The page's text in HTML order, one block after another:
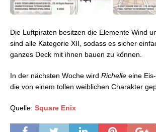
Die Luftpiraten besitzen die Elemente Wind
sind alle Kategorie XII, sodass es sicher
ganzes Deck mit ihnen bauen zu können.
In der nächsten Woche wird Richelle eine
die von einem tollen weiblichen Charakter
Quelle: Square Enix